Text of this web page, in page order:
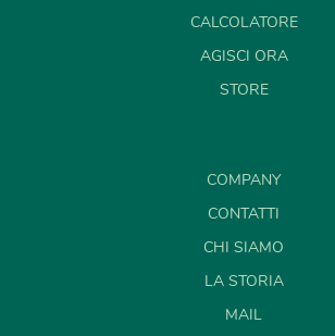
CALCOLATORE
AGISCI ORA
STORE
COMPANY
CONTATTI
CHI SIAMO
LA STORIA
MAIL